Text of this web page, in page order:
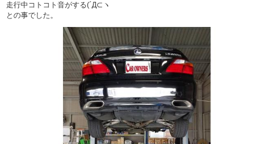
走行中コトコト音がする(´Д⊂ヽ
との事でした。